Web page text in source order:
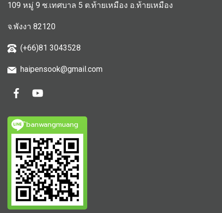
109 หมู่ 9 ซ.เทศบาล 5 ต.ท้ายเหมือง อ.ท้ายเหมือง
จ.พังงา 82120
(+66)81 3043528
haipensook@gmail.com
ิbanwangmuang